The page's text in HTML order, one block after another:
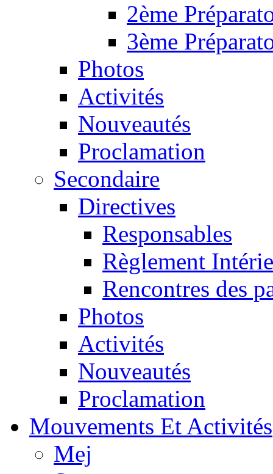
2ème
3ème
Photos
Activités
Nouveautés
Proclamation
Secondaire
Directives
Responsables
Règlement
Rencontres des
Photos
Activités
Nouveautés
Proclamation
Mouvements Et Activités
Mej